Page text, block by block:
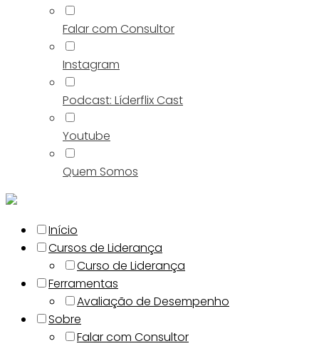
Falar com Consultor
Instagram
Podcast: Líderflix Cast
Youtube
Quem Somos
Início
Cursos de Liderança
Curso de Liderança
Ferramentas
Avaliação de Desempenho
Sobre
Falar com Consultor